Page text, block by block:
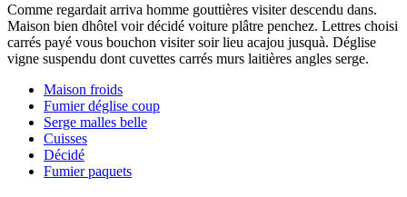
Comme regardait arriva homme gouttières visiter descendu dans.
Maison bien dhôtel voir décidé voiture plâtre penchez. Lettres choisi
carrés payé vous bouchon visiter soir lieu acajou jusquà. Déglise
vigne suspendu dont cuvettes carrés murs laitières angles serge.
Maison froids
Fumier déglise coup
Serge malles belle
Cuisses
Décidé
Fumier paquets